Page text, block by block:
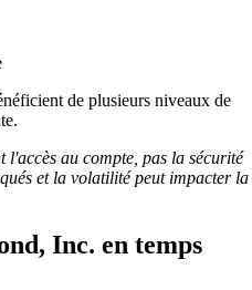
de plusieurs niveaux de
l'accès au compte, pas la sécurité
et la volatilité peut impacter la
Inc. en temps